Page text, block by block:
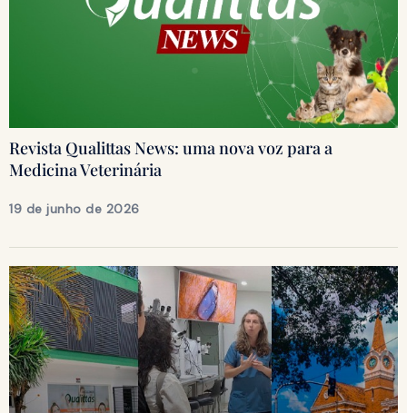
Revista Qualittas News: uma nova voz para a
Medicina Veterinária
19 de junho de 2026